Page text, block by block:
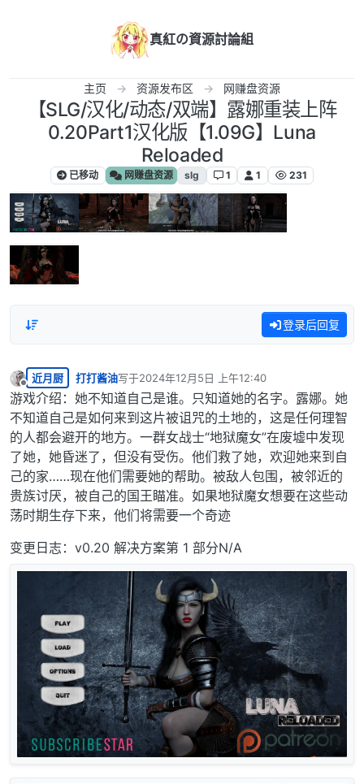
真紅の資源討論組
主页 资源发布区 网赚盘资源
【SLG/汉化/动态/双端】露娜重装上阵
0.20Part1汉化版【1.09G】Luna
Reloaded
已移动 网赚盘资源 slg 1 1 231
登录后回复
离线
近月厨 打打酱油写于2024年12月5日 上午12:40
最后由 编辑
游戏介绍：她不知道自己是谁。只知道她的名字。露娜。她
不知道自己是如何来到这片被诅咒的土地的，这是任何理智
的人都会避开的地方。一群女战士“地狱魔女”在废墟中发现
了她，她昏迷了，但没有受伤。他们救了她，欢迎她来到自
己的家……现在他们需要她的帮助。被敌人包围，被邻近的
贵族讨厌，被自己的国王瞄准。如果地狱魔女想要在这些动
荡时期生存下来，他们将需要一个奇迹
变更日志：v0.20 解决方案第 1 部分N/A